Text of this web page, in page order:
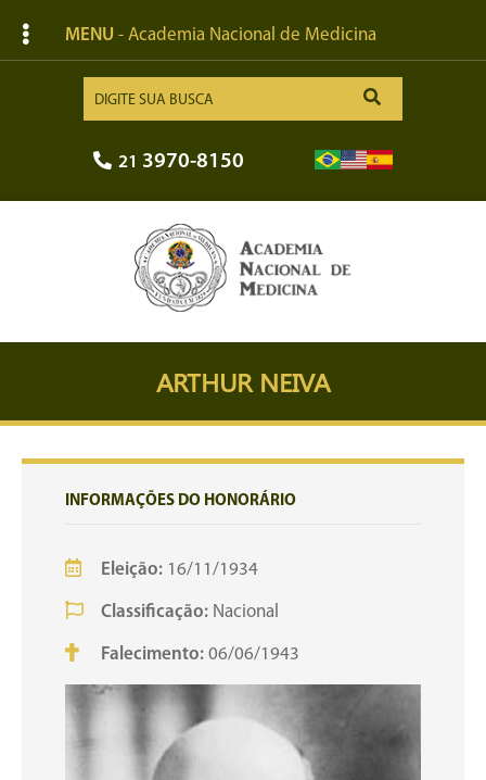
MENU - Academia Nacional de Medicina
21 3970-8150
ARTHUR NEIVA
INFORMAÇÕES DO HONORÁRIO
Eleição: 16/11/1934
Classificação: Nacional
Falecimento: 06/06/1943